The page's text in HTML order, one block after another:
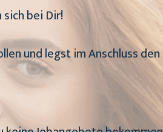
bei Dir!
und legst im Anschluss den